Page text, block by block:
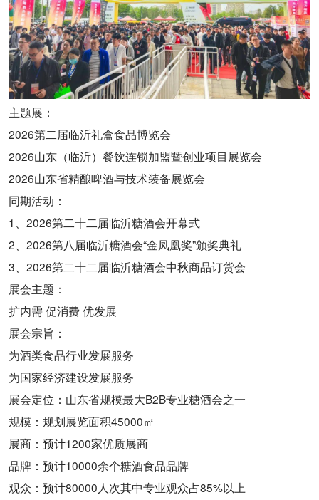
主题展：
2026第二届临沂礼盒食品博览会
2026山东（临沂）餐饮连锁加盟暨创业项目展览会
2026山东省精酿啤酒与技术装备展览会
同期活动：
1、2026第二十二届临沂糖酒会开幕式
2、2026第八届临沂糖酒会“金凤凰奖”颁奖典礼
3、2026第二十二届临沂糖酒会中秋商品订货会
展会主题：
扩内需 促消费 优发展
展会宗旨：
为酒类食品行业发展服务
为国家经济建设发展服务
展会定位：山东省规模最大B2B专业糖酒会之一
规模：规划展览面积45000㎡
展商：预计1200家优质展商
品牌：预计10000余个糖酒食品品牌
观众：预计80000人次其中专业观众占85%以上